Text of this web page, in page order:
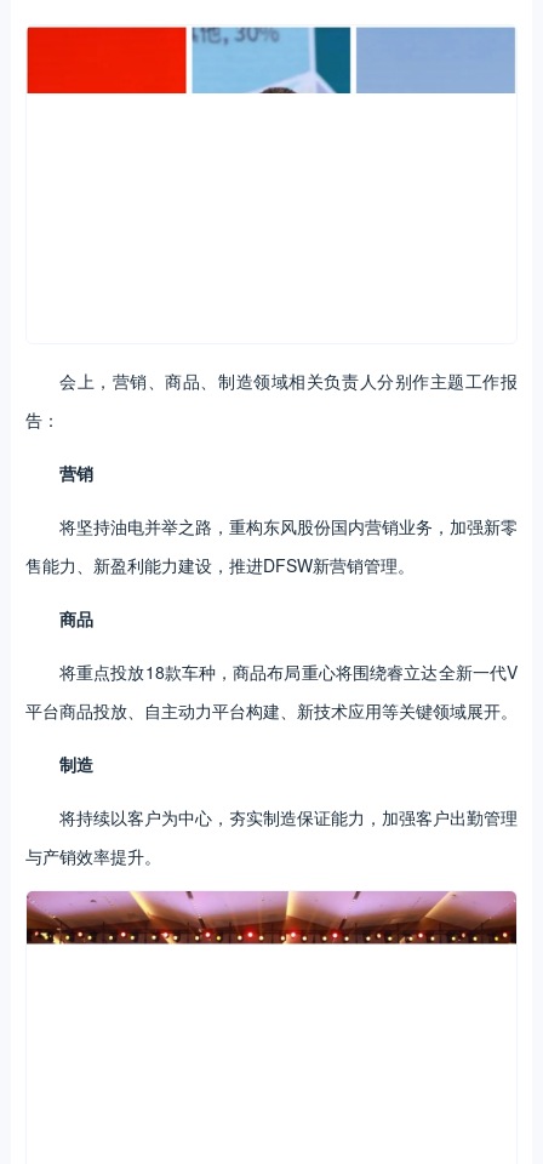
会上，营销、商品、制造领域相关负责人分别作主题工作报
告：
营销
将坚持油电并举之路，重构东风股份国内营销业务，加强新零
售能力、新盈利能力建设，推进DFSW新营销管理。
商品
将重点投放18款车种，商品布局重心将围绕睿立达全新一代V
平台商品投放、自主动力平台构建、新技术应用等关键领域展开。
制造
将持续以客户为中心，夯实制造保证能力，加强客户出勤管理
与产销效率提升。